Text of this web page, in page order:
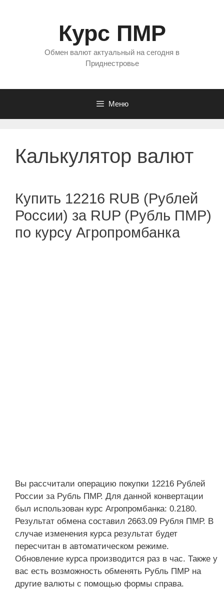
Курс ПМР
Обмен валют актуальный на сегодня в
Приднестровье
Меню
Калькулятор валют
Купить 12216 RUB (Рублей
России) за RUP (Рубль ПМР)
по курсу Агропромбанка
Вы рассчитали операцию покупки 12216 Рублей
России за Рубль ПМР. Для данной конвертации
был использован курс Агропромбанка: 0.2180.
Результат обмена составил 2663.09 Рубля ПМР. В
случае изменения курса результат будет
пересчитан в автоматическом режиме.
Обновление курса производится раз в час. Также у
вас есть возможность обменять Рубль ПМР на
другие валюты с помощью формы справа.